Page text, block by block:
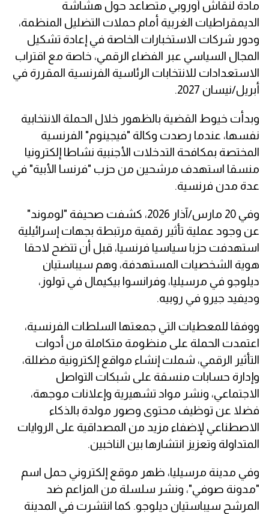
مادة لنقاش أوروبي متصاعد حول هشاشة
الديمقراطيات الغربية أمام حملات التضليل المنظمة،
ودور شركات الاستخبارات الخاصة في إعادة تشكيل
المجال السياسي عبر الفضاء الرقمي، خاصة مع اقتراب
الاستعدادات للانتخابات الرئاسية الفرنسية المقررة في
أبريل/نيسان 2027.
وبدأت خيوط القضية بالظهور خلال الحملة الانتخابية
نفسها، عندما رصدت وكالة "فيجينوم" الفرنسية
المختصة بمكافحة التدخلات الأجنبية نشاطا إلكترونيا
منسقا استهدف مرشحين من حزب "فرنسا الأبية" في
عدة مدن فرنسية.
وفي 20 مارس/آذار 2026، كشفت صحيفة "لوموند"
عن وجود عملية تأثير رقمية مرتبطة بجهات إسرائيلية
استهدفت حزبا سياسيا فرنسيا، قبل أن تتضح لاحقا
هوية الشخصيات المستهدفة، وهم سيباستيان
ديلوجو في مرسيليا، وفرانسوا بيكيمال في تولوز،
وديفيد جيرو في روبيه.
ووفقا للمعطيات التي جمعتها السلطات الفرنسية،
اعتمدت الحملة على منظومة متكاملة من أدوات
التأثير الرقمي، شملت إنشاء مواقع إلكترونية مضللة،
وإدارة حسابات منسقة على شبكات التواصل
الاجتماعي، ونشر مواد تشهيرية وإعلانات موجهة،
فضلا عن توظيف محتوى وصور مولدة بالذكاء
الاصطناعي لإضفاء مزيد من المصداقية على الروايات
المتداولة وتعزيز انتشارها بين الناخبين.
وفي مدينة مرسيليا، ظهر موقع إلكتروني حمل اسم
"مدونة صوفي"، ونشر سلسلة من المزاعم ضد
المرشح سيباستيان ديلوجو. كما انتشرت في المدينة